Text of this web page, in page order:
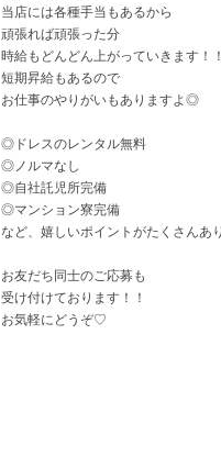
当店には各種手当もあるから
頑張れば頑張った分
時給もどんどん上がっていきます！！
短期昇給もあるので
お仕事のやりがいもありますよ◎
◎ドレスのレンタル無料
◎ノルマなし
◎自社託児所完備
◎マンション寮完備
など、嬉しいポイントがたくさんあ
お友だち同士のご応募も
受け付けております！！
お気軽にどうぞ♡